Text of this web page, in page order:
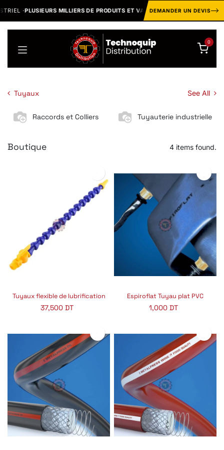
· PLUSIEURS MILLIERS DE PRODUITS ET VARIANTESDEMANDER UN DEVIS
0
Tuyaux See All
Raccords et Colliers Tuyauterie industrielle
Boutique 4 items found.
Tuyaux flexible de lubrification
37,500DT
Espiroflat Tuyau plat PVC
1,000DT